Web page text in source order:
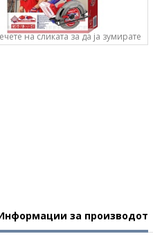
на сликата за да ја зумирате
за производот